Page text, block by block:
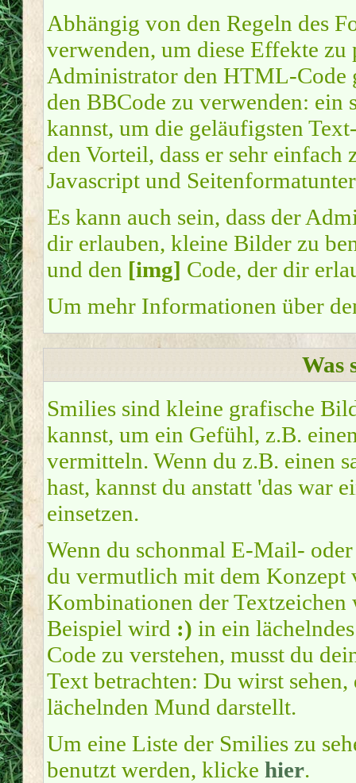
Abhängig von den Regeln des
verwenden, um diese Effekte
Administrator den HTML-Code
den BBCode zu verwenden: ein
kannst, um die geläufigsten
den Vorteil, dass er sehr
Javascript und
Es kann auch sein, dass der
dir erlauben, kleine Bilder zu
und den [img] Code, der dir
Um mehr Informationen über
Was
Smilies sind kleine grafische
kannst, um ein Gefühl, z.B.
vermitteln. Wenn du z.B. einen
hast, kannst du anstatt 'das war
einsetzen.
Wenn du schonmal E-Mail-
du vermutlich mit dem Konzept
Kombinationen der
Beispiel wird :) in ein
Code zu verstehen, musst du
Text betrachten: Du wirst sehen,
lächelnden Mund darstellt.
Um eine Liste der Smilies zu
benutzt werden, klicke hier.